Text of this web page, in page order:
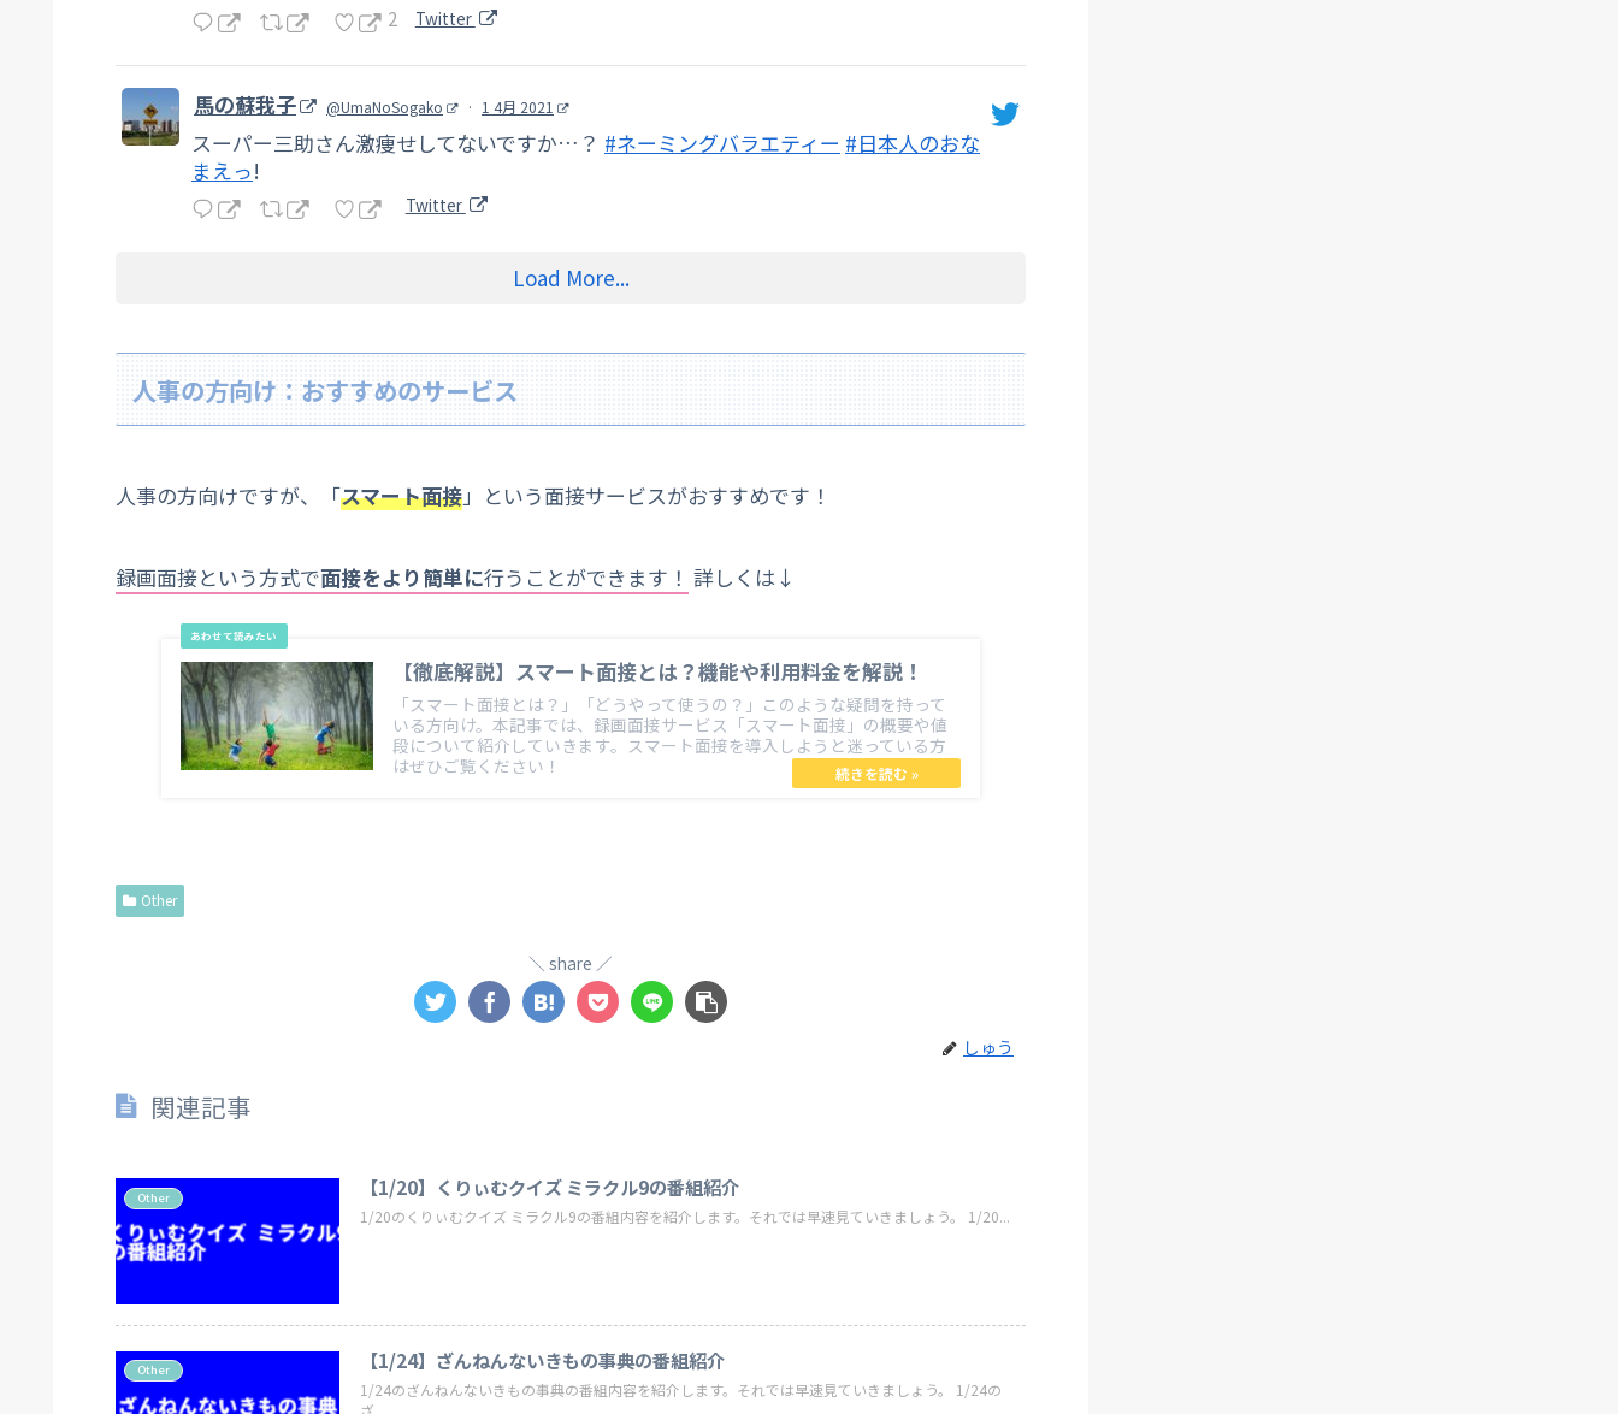
2 Twitter
馬の蘇我子 @UmaNoSogako · 1 4月 2021
スーパー三助さん激痩せしてないですか…？ #ネーミングバラエティー #日本人のおな
まえっ!
Twitter
Load More...
人事の方向け：おすすめのサービス
人事の方向けですが、「スマート面接」という面接サービスがおすすめです！
録画面接という方式で面接をより簡単に行うことができます！ 詳しくは↓
【徹底解説】スマート面接とは？機能や利用料金を解説！
「スマート面接とは？」「どうやって使うの？」このような疑問を持って
いる方向け。本記事では、録画面接サービス「スマート面接」の概要や値
段について紹介していきます。スマート面接を導入しようと迷っている方
はぜひご覧ください！
Other
share
しゅう
関連記事
Other 【1/20】くりぃむクイズ ミラクル9の番組紹介
1/20のくりぃむクイズ ミラクル9の番組内容を紹介します。それでは早速見ていきましょう。 1/20...
Other 【1/24】ざんねんないきもの事典の番組紹介
1/24のざんねんないきもの事典の番組内容を紹介します。それでは早速見ていきましょう。 1/24の
ざ...